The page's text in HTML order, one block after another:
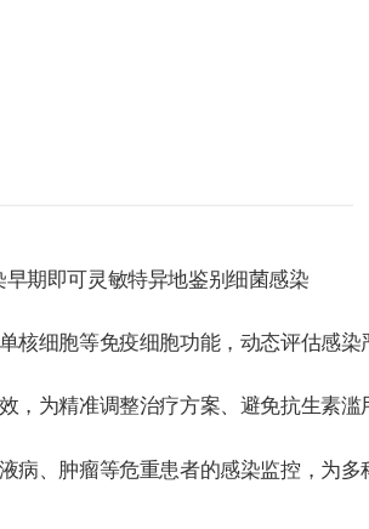
早期即可灵敏特异地鉴别细菌感染
核细胞等免疫细胞功能，动态评估感
，为精准调整治疗方案、避免抗生素
病、肿瘤等危重患者的感染监控，为